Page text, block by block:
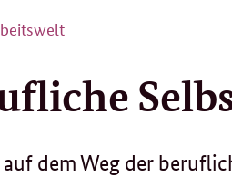
auf dem Weg der